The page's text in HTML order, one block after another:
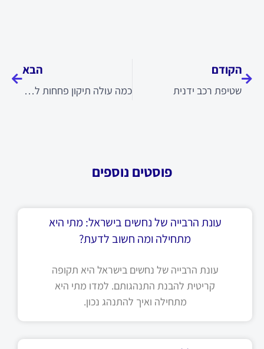
הקודם
שטיפת רכב ידנית
הבא
כמה עולה תיקון פחחות לרכב?
פוסטים נוספים
עונת הרבייה של נחשים בישראל: מתי היא
מתחילה ומה חשוב לדעת?
עונת הרבייה של נחשים בישראל היא תקופה
קריטית להבנת התנהגותם. למדו מתי היא
מתחילה ואיך להתנהג נכון.